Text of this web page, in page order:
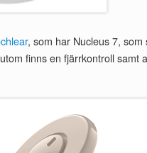
, som har Nucleus 7, som
finns en fjärrkontroll samt